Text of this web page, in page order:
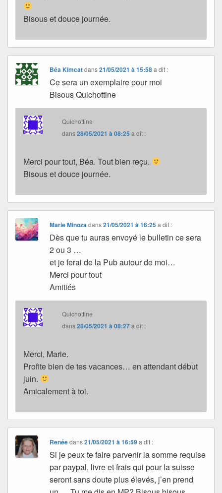
Bisous et douce journée.
Béa Kimcatdans21/05/2021 à 15:58 a dit :
Ce sera un exemplaire pour moi
Bisous Quichottine
Quichottine
dans28/05/2021 à 08:25 a dit :
Merci pour tout, Béa. Tout bien reçu.
Bisous et douce journée.
Marie Minoza dans21/05/2021 à 16:25 a dit :
Dès que tu auras envoyé le bulletin ce sera
2 ou 3 …
et je ferai de la Pub autour de moi…
Merci pour tout
Amitiés
Quichottine
dans28/05/2021 à 08:27a dit :
Merci, Marie.
Profite bien de tes vacances… en attendant début
juin.
Amicalement à toi.
Renéedans21/05/2021 à 16:59 a dit :
Si je peux te faire parvenir la somme requise
par paypal, livre et frais qui pour la suisse
seront sans doute plus élevés, j’en prend